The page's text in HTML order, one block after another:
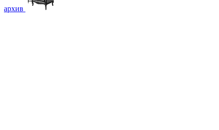
архив